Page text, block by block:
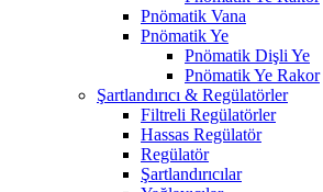
Pnömatik Vana
Pnömatik Ye
Pnömatik Dişli Ye
Pnömatik Ye Rakor
Şartlandırıcı & Regülatörler
Filtreli Regülatörler
Hassas Regülatör
Regülatör
Şartlandırıcılar